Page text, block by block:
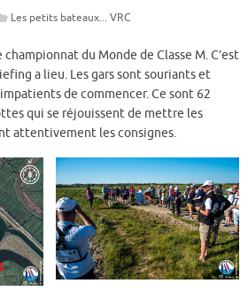
Les petits bateaux... VRC
du Monde de Classe M. C’est
a lieu. Les gars sont souriants et
de commencer. Ce sont 62
qui se réjouissent de mettre les
attentivement les consignes.